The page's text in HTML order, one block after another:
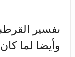
تفسير القرطبي
وأيضا لما